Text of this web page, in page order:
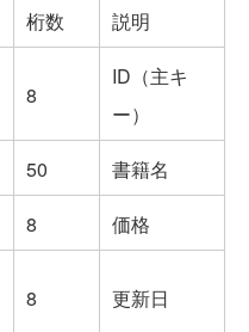
桁数 説明
8
ID（主キ
ー）
50
書籍名
8 価格
8 更新日